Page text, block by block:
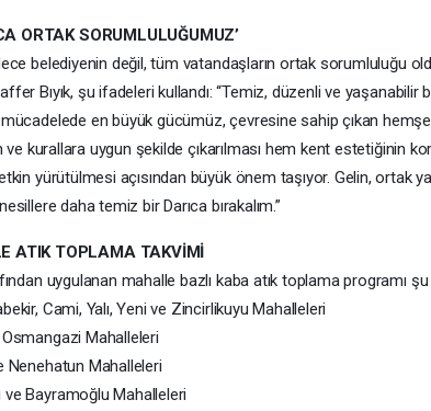
ORTAK SORUMLULUĞUMUZ’
belediyenin değil, tüm vatandaşların ortak sorumluluğu
Bıyık, şu ifadeleri kullandı: “Temiz, düzenli ve yaşanabilir
mücadelede en büyük gücümüz, çevresine sahip çıkan
ve kurallara uygun şekilde çıkarılması hem kent estetiğinin
yürütülmesi açısından büyük önem taşıyor. Gelin, ortak
daha temiz bir Darıca bırakalım.”
ATIK TOPLAMA TAKVİMİ
uygulanan mahalle bazlı kaba atık toplama programı
Cami, Yalı, Yeni ve Zincirlikuyu Mahalleleri
Mahalleleri
Nenehatun Mahalleleri
ve Bayramoğlu Mahalleleri